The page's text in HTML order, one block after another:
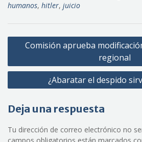
humanos, hitler, juicio
Navegación
entradas
Comisión aprueba
regional
¿Abaratar el despido
Deja una respuesta
Tu dirección de correo electrónico no